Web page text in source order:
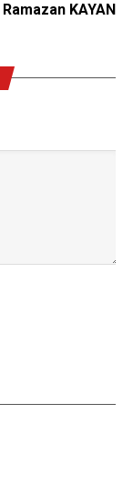
Ramazan KAYAN